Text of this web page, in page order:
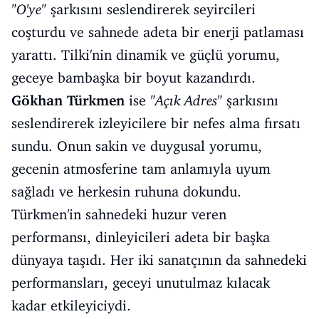
"O'ye" şarkısını seslendirerek seyircileri
coşturdu ve sahnede adeta bir enerji patlaması
yarattı. Tilki'nin dinamik ve güçlü yorumu,
geceye bambaşka bir boyut kazandırdı.
Gökhan Türkmen ise "Açık Adres" şarkısını
seslendirerek izleyicilere bir nefes alma fırsatı
sundu. Onun sakin ve duygusal yorumu,
gecenin atmosferine tam anlamıyla uyum
sağladı ve herkesin ruhuna dokundu.
Türkmen'in sahnedeki huzur veren
performansı, dinleyicileri adeta bir başka
dünyaya taşıdı. Her iki sanatçının da sahnedeki
performansları, geceyi unutulmaz kılacak
kadar etkileyiciydi.